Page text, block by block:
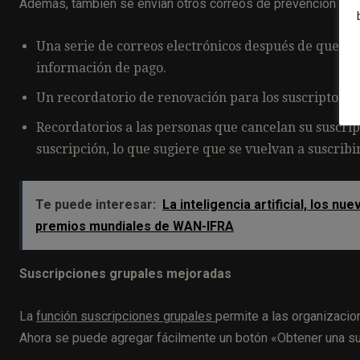
Además, también se envían otros correos de prevención de
Una serie de correos electrónicos después de que
información de pago.
Un recordatorio de renovación para los
Recordatorios a las personas que cancelan su
suscripción, lo que sugiere que se vuelvan a
Te puede interesar: La inteligencia artificial, los
premios mundiales de WAN-IFRA
Suscripciones grupales mejoradas
La función suscripciones grupales permite a las
Ahora se puede agregar fácilmente un botón «Obtener una